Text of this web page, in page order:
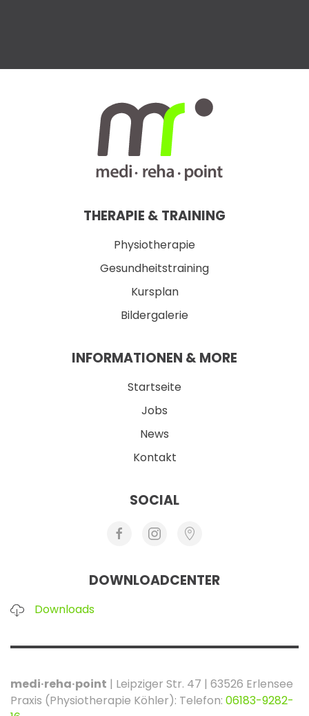
THERAPIE & TRAINING
Physiotherapie
Gesundheitstraining
Kursplan
Bildergalerie
INFORMATIONEN & MORE
Startseite
Jobs
News
Kontakt
SOCIAL
DOWNLOADCENTER
Downloads
medi·reha·point | Leipziger Str. 47 | 63526 Erlensee
Praxis (Physiotherapie Köhler): Telefon: 06183-9282-